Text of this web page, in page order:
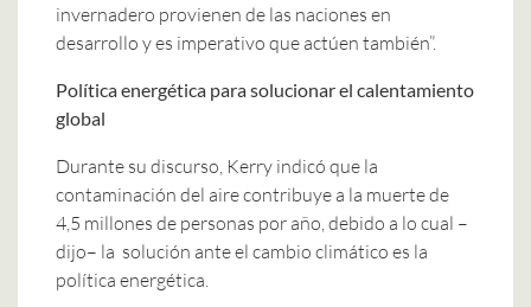
invernadero provienen de las naciones en
desarrollo y es imperativo que actúen también”.
Política energética para solucionar el calentamiento
global
Durante su discurso, Kerry indicó que la
contaminación del aire contribuye a la muerte de
4,5 millones de personas por año, debido a lo cual –
dijo– la solución ante el cambio climático es la
política energética.